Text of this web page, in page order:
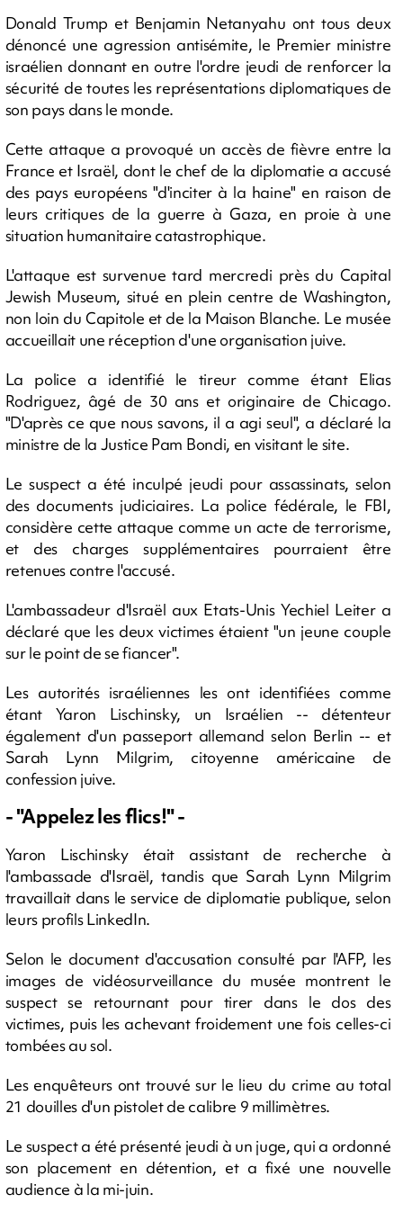
Donald Trump et Benjamin Netanyahu ont tous deux
dénoncé une agression antisémite, le Premier ministre
israélien donnant en outre l'ordre jeudi de renforcer la
sécurité de toutes les représentations diplomatiques de
son pays dans le monde.
Cette attaque a provoqué un accès de fièvre entre la
France et Israël, dont le chef de la diplomatie a accusé
des pays européens "d'inciter à la haine" en raison de
leurs critiques de la guerre à Gaza, en proie à une
situation humanitaire catastrophique.
L'attaque est survenue tard mercredi près du Capital
Jewish Museum, situé en plein centre de Washington,
non loin du Capitole et de la Maison Blanche. Le musée
accueillait une réception d'une organisation juive.
La police a identifié le tireur comme étant Elias
Rodriguez, âgé de 30 ans et originaire de Chicago.
"D'après ce que nous savons, il a agi seul", a déclaré la
ministre de la Justice Pam Bondi, en visitant le site.
Le suspect a été inculpé jeudi pour assassinats, selon
des documents judiciaires. La police fédérale, le FBI,
considère cette attaque comme un acte de terrorisme,
et des charges supplémentaires pourraient être
retenues contre l'accusé.
L'ambassadeur d'Israël aux Etats-Unis Yechiel Leiter a
déclaré que les deux victimes étaient "un jeune couple
sur le point de se fiancer".
Les autorités israéliennes les ont identifiées comme
étant Yaron Lischinsky, un Israélien -- détenteur
également d'un passeport allemand selon Berlin -- et
Sarah Lynn Milgrim, citoyenne américaine de
confession juive.
- "Appelez les flics!" -
Yaron Lischinsky était assistant de recherche à
l'ambassade d'Israël, tandis que Sarah Lynn Milgrim
travaillait dans le service de diplomatie publique, selon
leurs profils LinkedIn.
Selon le document d'accusation consulté par l'AFP, les
images de vidéosurveillance du musée montrent le
suspect se retournant pour tirer dans le dos des
victimes, puis les achevant froidement une fois celles-ci
tombées au sol.
Les enquêteurs ont trouvé sur le lieu du crime au total
21 douilles d'un pistolet de calibre 9 millimètres.
Le suspect a été présenté jeudi à un juge, qui a ordonné
son placement en détention, et a fixé une nouvelle
audience à la mi-juin.